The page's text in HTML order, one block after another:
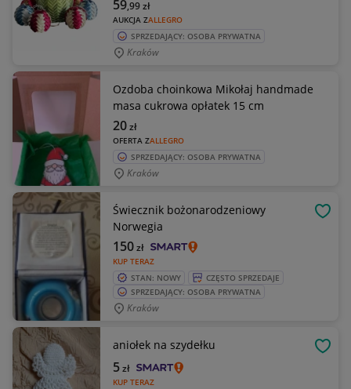
AUKCJA ZALLEGRO
59,99zł
SPRZEDAJĄCY: OSOBA PRYWATNA
Kraków
Ozdoba choinkowa Mikołaj handmade
masa cukrowa opłatek 15 cm
OFERTA ZALLEGRO
20zł
SPRZEDAJĄCY: OSOBA PRYWATNA
Kraków
Świecznik bożonarodzeniowy
Norwegia
KUP TERAZ
150zł
STAN: NOWY
CZĘSTO SPRZEDAJE
SPRZEDAJĄCY: OSOBA PRYWATNA
Kraków
aniołek na szydełku
KUP TERAZ
5zł